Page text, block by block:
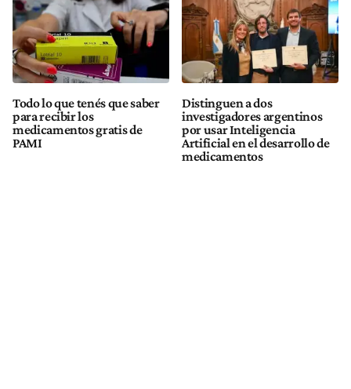
Todo lo que tenés que saber
para recibir los
medicamentos gratis de
PAMI
Distinguen a dos
investigadores argentinos
por usar Inteligencia
Artificial en el desarrollo de
medicamentos